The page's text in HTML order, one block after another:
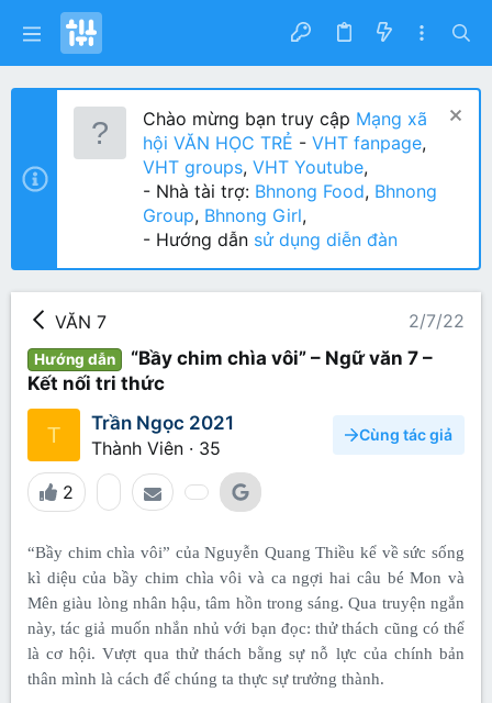
Chào mừng bạn truy cập Mạng xã
hội VĂN HỌC TRẺ - VHT fanpage,
VHT groups, VHT Youtube,
- Nhà tài trợ: Bhnong Food, Bhnong
Group, Bhnong Girl,
- Hướng dẫn sử dụng diễn đàn
VĂN 7 2/7/22
Hướng dẫn
“Bầy chim chìa vôi” – Ngữ văn 7 –
Kết nối tri thức
T
Trần Ngọc 2021
Thành Viên · 35
Cùng tác giả
2
“Bầy chim chìa vôi” của Nguyễn Quang Thiều kể về sức sống
kì diệu của bầy chim chìa vôi và ca ngợi hai câu bé Mon và
Mên giàu lòng nhân hậu, tâm hồn trong sáng. Qua truyện ngắn
này, tác giả muốn nhắn nhủ với bạn đọc: thử thách cũng có thể
là cơ hội. Vượt qua thử thách bằng sự nỗ lực của chính bản
thân mình là cách để chúng ta thực sự trưởng thành.